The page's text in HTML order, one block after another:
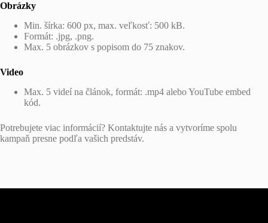
Obrázky
Min. šírka: 600 px, max. veľkosť: 500 kB.
Formát: .jpg, .png.
Max. 5 obrázkov s popisom do 75 znakov.
Video
Max. 5 videí na článok, formát: .mp4 alebo YouTube embed
kód.
Potrebujete viac informácií? Kontaktujte nás a vytvoríme spolu
kampaň presne podľa vašich predstáv.